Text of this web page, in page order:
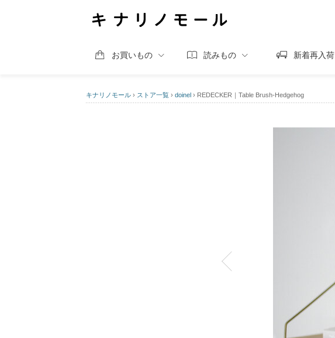
お買いもの 読みもの 新着再入荷
キナリノモール › ストア一覧 › doinel › REDECKER｜Table Brush-Hedgehog